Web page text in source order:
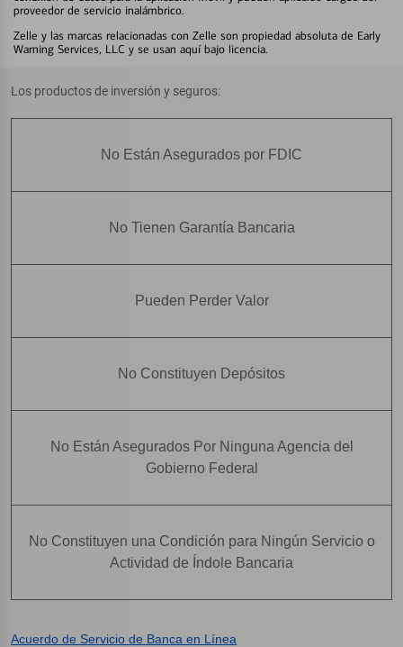
proveedor de servicio inalámbrico.
Zelle y las marcas relacionadas con Zelle son propiedad absoluta de Early
Warning Services, LLC y se usan aquí bajo licencia.
Los productos de inversión y seguros:
No Están Asegurados por FDIC
No Tienen Garantía Bancaria
Pueden Perder Valor
No Constituyen Depósitos
No Están Asegurados Por Ninguna Agencia del
Gobierno Federal
No Constituyen una Condición para Ningún Servicio o
Actividad de Índole Bancaria
Acuerdo de Servicio de Banca en Línea